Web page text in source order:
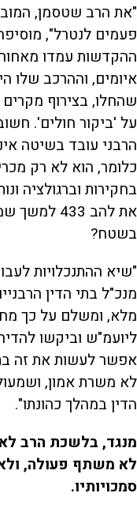
"את הרב שטסמן,
פעמים לנטרל",
ההקדשות עמדו
איומים, וההרכב שלו
שהחלו, בצירוף מקרים
על 'ביקור חולים'.
הרבני עובד בשיטה
כלומר, הוא לא רק
בחקירות וברגולציה
את להב
בשטח?
"שיא ההתנכלויות
מנכ"ל בתי הדין
מלא, ומשלם על כך
ליועמ"ש וביקשו
אפשר לעשות את זה
לא משרת אמון,
הדין במהלך כהונתו".
מנגד, בלשכת הרב
לא משתף פעולה,
סמכויותיו.